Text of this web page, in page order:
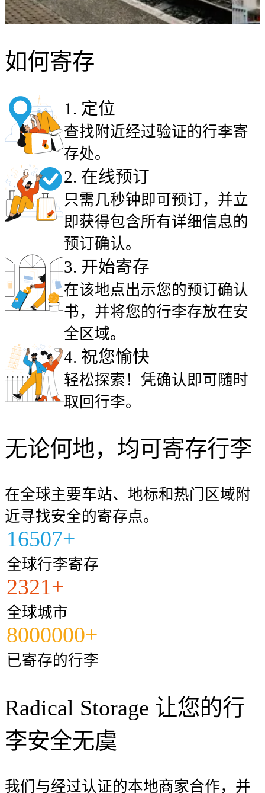
如何寄存
1 . 定位
查找附近经过验证的行李寄
存处。
2. 在线预订
只需几秒钟即可预订，并立
即获得包含所有详细信息的
预订确认。
3. 开始寄存
在该地点出示您的预订确认
书，并将您的行李存放在安
全区域。
4. 祝您愉快
轻松探索！凭确认即可随时
取回行李。
无论何地，均可寄存行李
在全球主要车站、地标和热门区域附
近寻找安全的寄存点。
16507+
全球行李寄存
2321+
全球城市
8000000+
已寄存的行李
Radical Storage 让您的行
李安全无虞
我们与经过认证的本地商家合作，并